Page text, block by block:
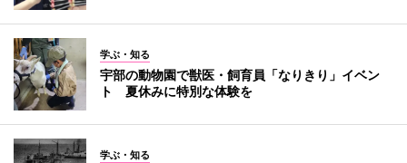
学ぶ・知る
宇部の動物園で獣医・飼育員「なりきり」イベン
ト 夏休みに特別な体験を
学ぶ・知る